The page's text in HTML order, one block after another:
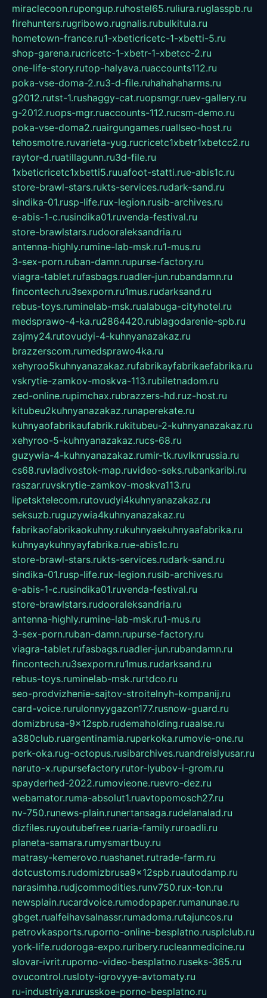
miraclecoon.rupongup.ruhostel65.ruliura.ruglasspb.ru
firehunters.rugribowo.rugnalis.rubulkitula.ru
hometown-france.ru1-xbeticricetc-1-xbetti-5.ru
shop-garena.rucricetc-1-xbetr-1-xbetcc-2.ru
one-life-story.rutop-halyava.ruaccounts112.ru
poka-vse-doma-2.ru3-d-file.ruhahahaharms.ru
g2012.rutst-1.rushaggy-cat.ruopsmgr.ruev-gallery.ru
g-2012.ruops-mgr.ruaccounts-112.rucsm-demo.ru
poka-vse-doma2.ruairgungames.ruallseo-host.ru
tehosmotre.ruvarieta-yug.rucricetc1xbetr1xbetcc2.ru
raytor-d.ruatillagunn.ru3d-file.ru
1xbeticricetc1xbetti5.ruuafoot-statti.rue-abis1c.ru
store-brawl-stars.rukts-services.rudark-sand.ru
sindika-01.rusp-life.rux-legion.rusib-archives.ru
e-abis-1-c.rusindika01.ruvenda-festival.ru
store-brawlstars.rudooraleksandria.ru
antenna-highly.rumine-lab-msk.ru1-mus.ru
3-sex-porn.ruban-damn.rupurse-factory.ru
viagra-tablet.rufasbags.ruadler-jun.rubandamn.ru
fincontech.ru3sexporn.ru1mus.rudarksand.ru
rebus-toys.ruminelab-msk.rualabuga-cityhotel.ru
medsprawo-4-ka.ru2864420.rublagodarenie-spb.ru
zajmy24.rutovudyi-4-kuhnyanazakaz.ru
brazzerscom.rumedsprawo4ka.ru
xehyroo5kuhnyanazakaz.rufabrikayfabrikaefabrika.ru
vskrytie-zamkov-moskva-113.rubiletnadom.ru
zed-online.rupimchax.rubrazzers-hd.ruz-host.ru
kitubeu2kuhnyanazakaz.runaperekate.ru
kuhnyaofabrikaufabrik.rukitubeu-2-kuhnyanazakaz.ru
xehyroo-5-kuhnyanazakaz.rucs-68.ru
guzywia-4-kuhnyanazakaz.rumir-tk.ruvlknrussia.ru
cs68.ruvladivostok-map.ruvideo-seks.rubankaribi.ru
raszar.ruvskrytie-zamkov-moskva113.ru
lipetsktelecom.rutovudyi4kuhnyanazakaz.ru
seksuzb.ruguzywia4kuhnyanazakaz.ru
fabrikaofabrikaokuhny.rukuhnyaekuhnyaafabrika.ru
kuhnyaykuhnyayfabrika.rue-abis1c.ru
store-brawl-stars.rukts-services.rudark-sand.ru
sindika-01.rusp-life.rux-legion.rusib-archives.ru
e-abis-1-c.rusindika01.ruvenda-festival.ru
store-brawlstars.rudooraleksandria.ru
antenna-highly.rumine-lab-msk.ru1-mus.ru
3-sex-porn.ruban-damn.rupurse-factory.ru
viagra-tablet.rufasbags.ruadler-jun.rubandamn.ru
fincontech.ru3sexporn.ru1mus.rudarksand.ru
rebus-toys.ruminelab-msk.rurtdco.ru
seo-prodvizhenie-sajtov-stroitelnyh-kompanij.ru
card-voice.rurulonnyygazon177.rusnow-guard.ru
domizbrusa-9x12spb.rudemaholding.ruaalse.ru
a380club.ruargentinamia.ruperkoka.rumovie-one.ru
perk-oka.rug-octopus.rusibarchives.ruandreislyusar.ru
naruto-x.rupursefactory.rutor-lyubov-i-grom.ru
spayderhed-2022.rumovieone.ruevro-dez.ru
webamator.ruma-absolut1.ruavtopomosch27.ru
nv-750.runews-plain.runertansaga.rudelanalad.ru
dizfiles.ruyoutubefree.ruaria-family.ruroadli.ru
planeta-samara.rumysmartbuy.ru
matrasy-kemerovo.ruashanet.rutrade-farm.ru
dotcustoms.rudomizbrusa9x12spb.ruautodamp.ru
narasimha.rudjcommodities.runv750.rux-ton.ru
newsplain.rucardvoice.rumodopaper.rumanunae.ru
gbget.rualfeihavsalnassr.rumadoma.rutajuncos.ru
petrovkasports.ruporno-online-besplatno.rusplclub.ru
york-life.rudoroga-expo.ruribery.rucleanmedicine.ru
slovar-ivrit.ruporno-video-besplatno.ruseks-365.ru
ovucontrol.rusloty-igrovyye-avtomaty.ru
ru-industriya.rurusskoe-porno-besplatno.ru